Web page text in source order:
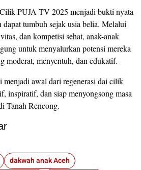
PUJA TV 2025 menjadi bukti nyata
dapat tumbuh sejak usia belia. Melalui
dan kompetisi sehat, anak-anak
untuk menyalurkan potensi mereka
moderat, menyentuh, dan edukatif.
menjadi awal dari regenerasi dai cilik
inspiratif, dan siap menyongsong masa
Tanah Rencong.
dakwah anak Aceh